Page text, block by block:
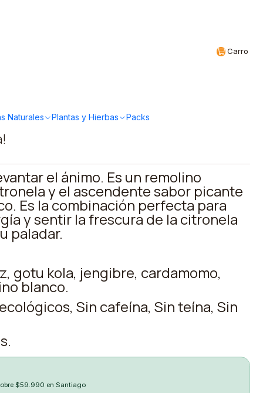
Carro
Naturales Plantas y Hierbas Packs
el ánimo. Es un remolino
y el ascendente sabor picante
Es la combinación perfecta para
y sentir la frescura de la citronela
paladar.
gotu kola, jengibre, cardamomo,
blanco.
Sin cafeína, Sin teína, Sin
$59.990 en Santiago